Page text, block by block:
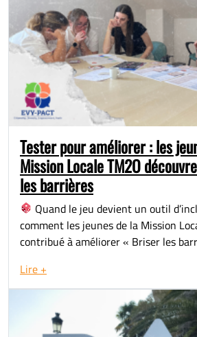
Tester pour améliorer : les
Mission Locale TM2O
les barrières
Quand le jeu devient un outil
comment les jeunes de la Mission
contribué à améliorer « Briser les
Lire +